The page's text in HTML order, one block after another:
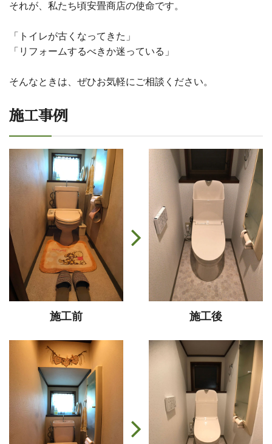
それが、私たち頃安畳商店の使命です。
「トイレが古くなってきた」
「リフォームするべきか迷っている」
そんなときは、ぜひお気軽にご相談ください。
施工事例
施工前 施工後